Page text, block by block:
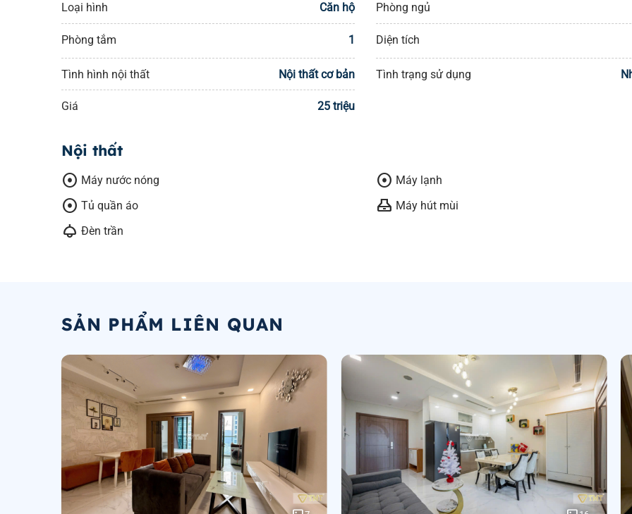
Loại hình Căn hộ Phòng ngủ
Phòng tắm 1 Diện tích
Tình hình nội thất Nội thất cơ bản Tình trạng sử dụng
Giá 25 triệu
Nội thất
adjust Máy nước nóng adjust Máy lạnh
adjust Tủ quần áo range_hood Máy hút mùi
light Đèn trần
SẢN PHẨM LIÊN QUAN